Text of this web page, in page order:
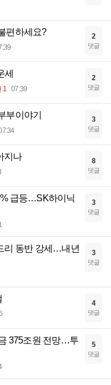
편하세요? 2
댓글
세
1 07:39
2
댓글
부이야기 3
댓글
지나 8
댓글
급등…SK하이닉
3
댓글
리 동반 강세…내년
3
댓글
4
댓글
375조원 전망…투
5
댓글